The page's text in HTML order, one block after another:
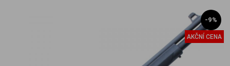
-9%
AKČNÍ CENA